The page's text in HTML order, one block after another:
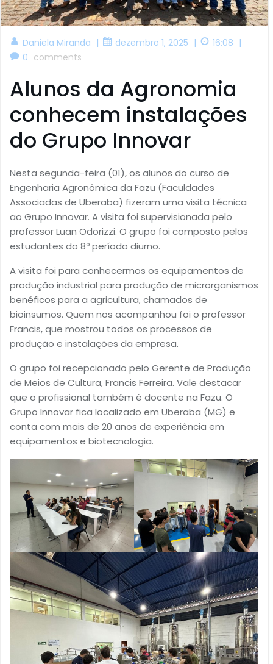
Daniela Miranda | dezembro 1, 2025 | 16:08 |
0 comments
Alunos da Agronomia
conhecem instalações
do Grupo Innovar
Nesta segunda-feira (01), os alunos do curso de
Engenharia Agronômica da Fazu (Faculdades
Associadas de Uberaba) fizeram uma visita técnica
ao Grupo Innovar. A visita foi supervisionada pelo
professor Luan Odorizzi. O grupo foi composto pelos
estudantes do 8º período diurno.
A visita foi para conhecermos os equipamentos de
produção industrial para produção de microrganismos
benéficos para a agricultura, chamados de
bioinsumos. Quem nos acompanhou foi o professor
Francis, que mostrou todos os processos de
produção e instalações da empresa.
O grupo foi recepcionado pelo Gerente de Produção
de Meios de Cultura, Francis Ferreira. Vale destacar
que o profissional também é docente na Fazu. O
Grupo Innovar fica localizado em Uberaba (MG) e
conta com mais de 20 anos de experiência em
equipamentos e biotecnologia.